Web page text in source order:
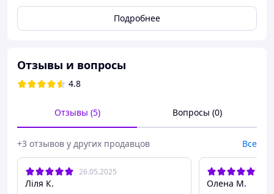
20-21 размер 13,5 см стелька
22-23 размер 14,5 см стелька
26-27 размер 16,5 см стелька
Подробнее
Отзывы и вопросы
4.8
Отзывы (5) Вопросы (0)
+3 отзывов у других продавцов Все
26.05.2025
Ліля К. Олена М.